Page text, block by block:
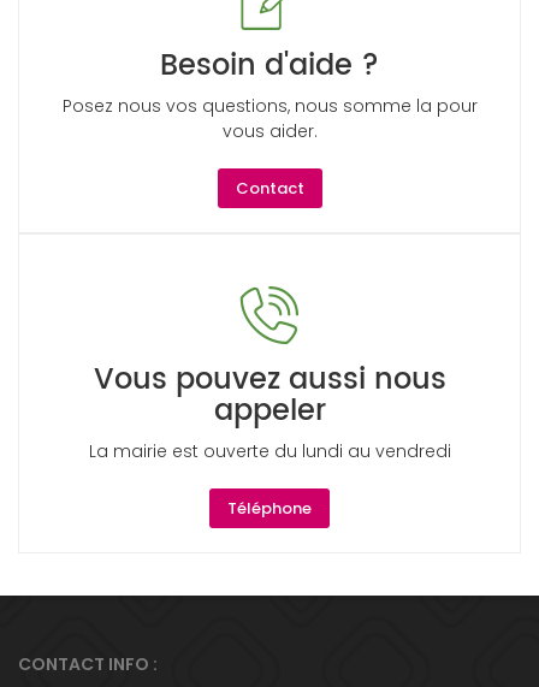
Besoin d'aide ?
Posez nous vos questions, nous somme la pour
vous aider.
Contact
Vous pouvez aussi nous
appeler
La mairie est ouverte du lundi au vendredi
Téléphone
CONTACT INFO :